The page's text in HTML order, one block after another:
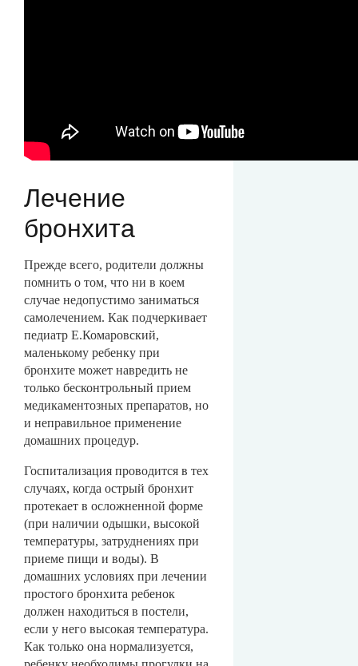
Лечение
бронхита
Прежде всего, родители должны
помнить о том, что ни в коем
случае недопустимо заниматься
самолечением. Как подчеркивает
педиатр Е.Комаровский,
маленькому ребенку при
бронхите может навредить не
только бесконтрольный прием
медикаментозных препаратов, но
и неправильное применение
домашних процедур.
Госпитализация проводится в тех
случаях, когда острый бронхит
протекает в осложненной форме
(при наличии одышки, высокой
температуры, затруднениях при
приеме пищи и воды). В
домашних условиях при лечении
простого бронхита ребенок
должен находиться в постели,
если у него высокая температура.
Как только она нормализуется,